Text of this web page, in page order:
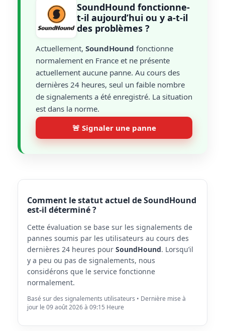
SoundHound fonctionne-
t-il aujourd’hui ou y a-t-il
des problèmes ?
Actuellement, SoundHound fonctionne
normalement en France et ne présente
actuellement aucune panne. Au cours des
dernières 24 heures, seul un faible nombre
de signalements a été enregistré. La situation
est dans la norme.
🚨 Signaler une panne
Comment le statut actuel de SoundHound
est-il déterminé ?
Cette évaluation se base sur les signalements de
pannes soumis par les utilisateurs au cours des
dernières 24 heures pour SoundHound. Lorsqu’il
y a peu ou pas de signalements, nous
considérons que le service fonctionne
normalement.
Basé sur des signalements utilisateurs • Dernière mise à
jour le 09 août 2026 à 09:15 Heure